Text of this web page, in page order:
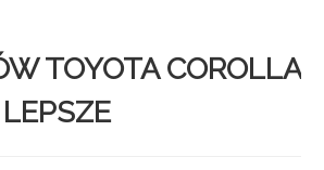
TOYOTA COROLLA